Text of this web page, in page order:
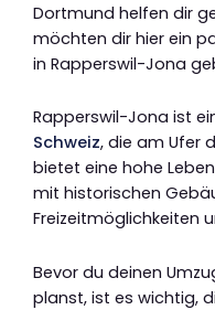
Dortmund helfen dir
möchten dir hier ein
in Rapperswil-Jona
Rapperswil-Jona ist
Schweiz, die am Ufer
bietet eine hohe
mit historischen
Freizeitmöglichkeiten
Bevor du deinen
planst, ist es wichtig,